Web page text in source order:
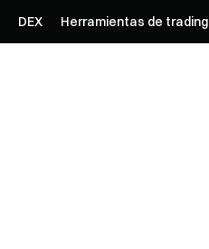
DEX Herramientas de trading